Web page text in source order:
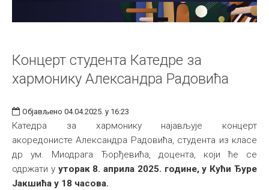
Концерт студента Катедре за
хармонику Александра Радовића
Објављено 04.04.2025. у 16:23
Катедра за хармонику најављује концерт
акоредонисте Александра Радовића, студента из класе
др ум. Миодрага Ђорђевића, доцента, који ће се
одржати у уторак 8. априла 2025. године, у Кући Ђуре
Јакшића у 18 часова.